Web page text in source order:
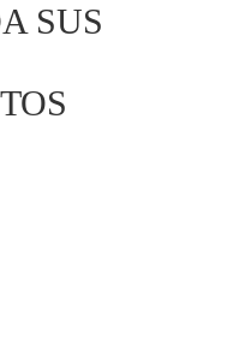
SUS